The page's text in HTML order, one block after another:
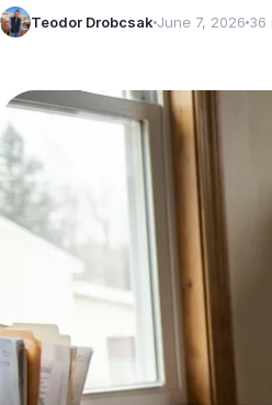
Teodor Drobcsak June 7, 2026 36